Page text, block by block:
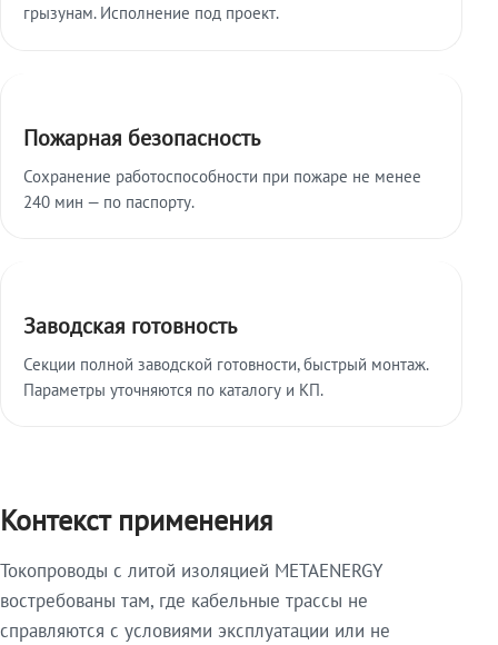
грызунам. Исполнение под проект.
Пожарная безопасность
Сохранение работоспособности при пожаре не менее
240 мин — по паспорту.
Заводская готовность
Секции полной заводской готовности, быстрый монтаж.
Параметры уточняются по каталогу и КП.
Контекст применения
Токопроводы с литой изоляцией METAENERGY
востребованы там, где кабельные трассы не
справляются с условиями эксплуатации или не